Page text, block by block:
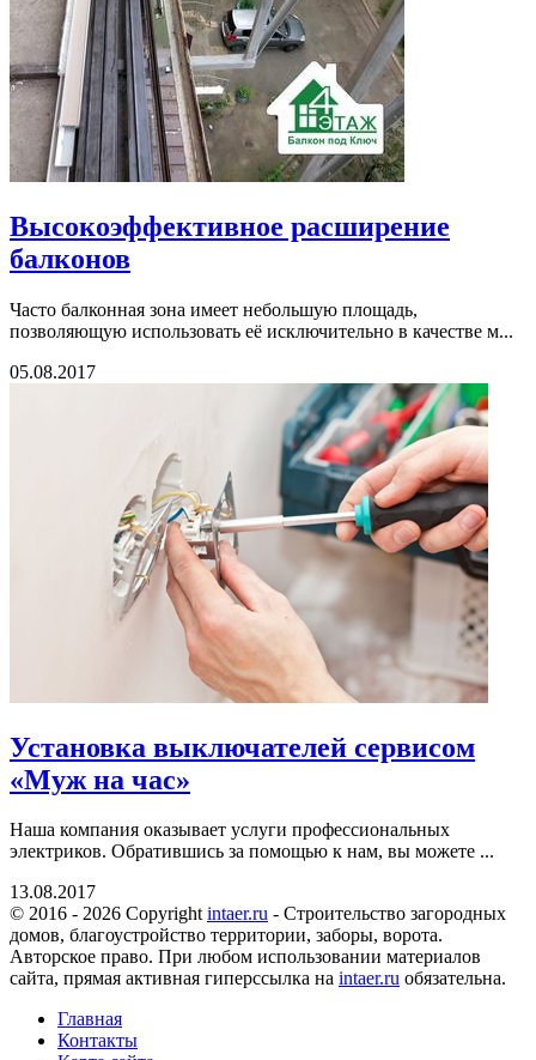
Высокоэффективное расширение
балконов
Часто балконная зона имеет небольшую площадь,
позволяющую использовать её исключительно в качестве м...
05.08.2017
Установка выключателей сервисом
«Муж на час»
Наша компания оказывает услуги профессиональных
электриков. Обратившись за помощью к нам, вы можете ...
13.08.2017
© 2016 - 2026 Copyrightintaer.ru - Cтроительство загородных
домов, благоустройство территории, заборы, ворота.
Авторское право. При любом использовании материалов
сайта, прямая активная гиперссылка на intaer.ru обязательна.
Главная
Контакты